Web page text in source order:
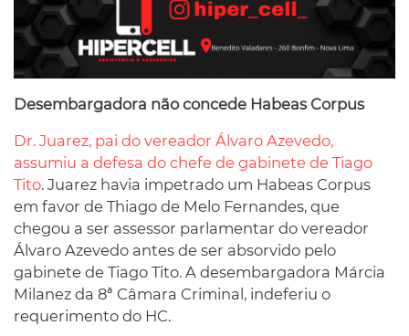
Desembargadora não concede Habeas Corpus
Dr. Juarez, pai do vereador Álvaro Azevedo,
assumiu a defesa do chefe de gabinete de Tiago
Tito. Juarez havia impetrado um Habeas Corpus
em favor de Thiago de Melo Fernandes, que
chegou a ser assessor parlamentar do vereador
Álvaro Azevedo antes de ser absorvido pelo
gabinete de Tiago Tito. A desembargadora Márcia
Milanez da 8ª Câmara Criminal, indeferiu o
requerimento do HC.